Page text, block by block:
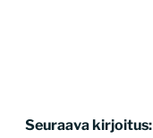
Seuraava kirjoitus: